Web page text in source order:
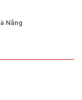
Nẵng